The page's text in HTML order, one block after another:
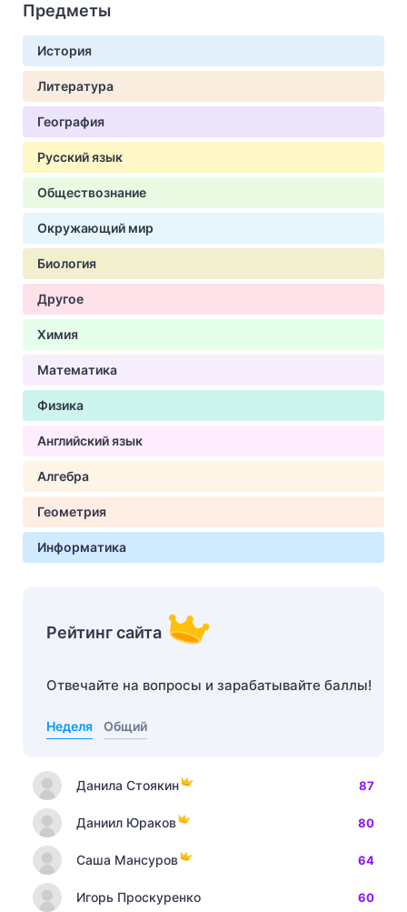
Предметы
История
Литература
География
Русский язык
Обществознание
Окружающий мир
Биология
Другое
Химия
Математика
Физика
Английский язык
Алгебра
Геометрия
Информатика
Рейтинг сайта
Отвечайте на вопросы и зарабатывайте баллы!
Неделя Общий
Данила Стоякин 87
Даниил Юраков 80
Саша Мансуров 64
Игорь Проскуренко 60